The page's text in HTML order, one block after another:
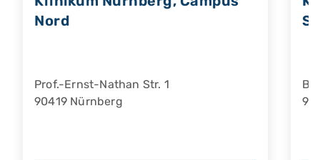
Nord
Prof.-Ernst-Nathan Str. 1
90419 Nürnberg